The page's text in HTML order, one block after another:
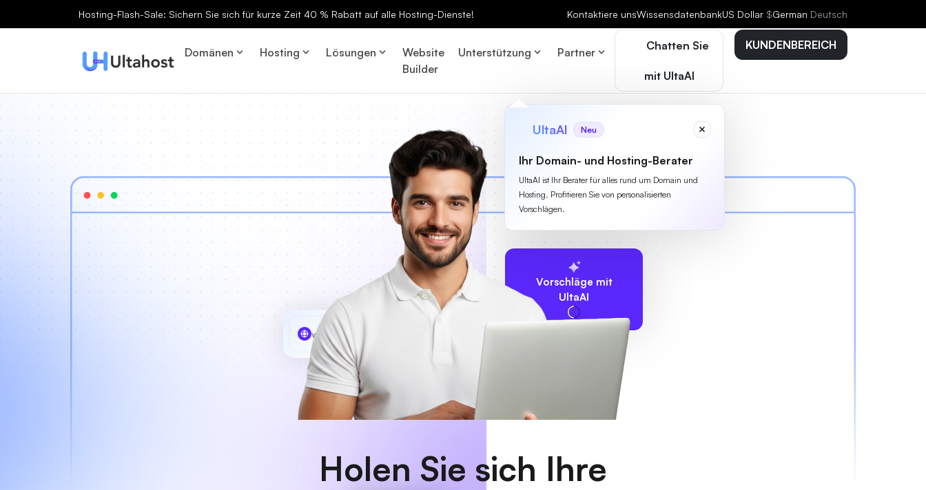
Hosting-Flash-Sale: Sichern Sie sich für kurze Zeit 40 % Rabatt auf alle Hosting-Dienste! Kontaktiere unsWissensdatenbankUS Dollar $German Deutsch
Domänen Hosting Lösungen
Website
Builder
Unterstützung Partner Chatten Sie
mit UltaAI
UltaAI Neu
Ihr Domain- und Hosting-Berater
UltaAI ist Ihr Berater für alles rund um Domain und
Hosting. Profitieren Sie von personalisierten
Vorschlägen.
KUNDENBEREICH
Vorschläge mit
UltaAI
www MyCafe
Holen Sie sich Ihre